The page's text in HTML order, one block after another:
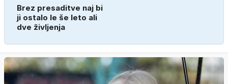
Brez presaditve naj bi
ji ostalo le še leto ali
dve življenja